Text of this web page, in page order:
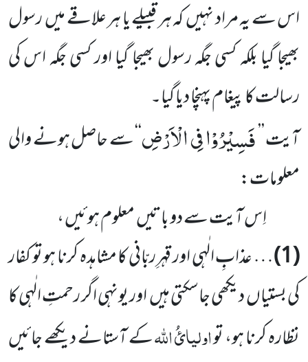
اس سے یہ مراد نہیں کہ ہر قبیلے یا ہر علاقے میں رسول
بھیجا گیا بلکہ کسی جگہ رسول بھیجا گیا اور کسی جگہ اس کی
رسالت کا پیغام پہنچا دیا گیا۔
آیت ’’فَسِیْرُوْا فِی الْاَرْضِ‘‘ سے حاصل ہونے والی
معلومات:
اِس آیت سے دو باتیں معلوم ہوئیں ،
(1) … عذابِ الٰہی اور قہرِ ربّانی کا مشاہدہ کرنا ہو تو کفار
کی بستیاں دیکھی جاسکتی ہیں اور یونہی اگر رحمتِ الٰہی کا
نظارہ کرنا ہو، تواولیائُاللّٰہکے آستانے دیکھے جائیں